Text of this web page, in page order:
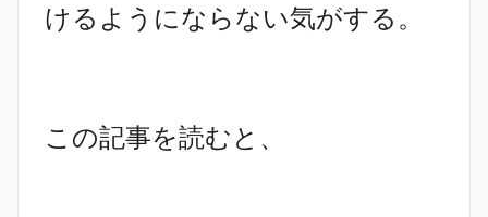
けるようにならない気がする。
この記事を読むと、